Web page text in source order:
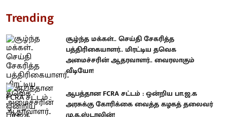
Trending
சூழ்ந்த மக்கள்.. செய்தி சேகரித்த
பத்திரிகையாளர்.. மிரட்டிய தவெக
அமைச்சரின் ஆதரவாளர்.. வைரலாகும்
வீடியோ!
ஆபத்தான FCRA சட்டம் : ஒன்றிய பா.ஜ.க
அரசுக்கு கோரிக்கை வைத்த கழகத் தலைவர்
மு.க.ஸ்டாலின்!